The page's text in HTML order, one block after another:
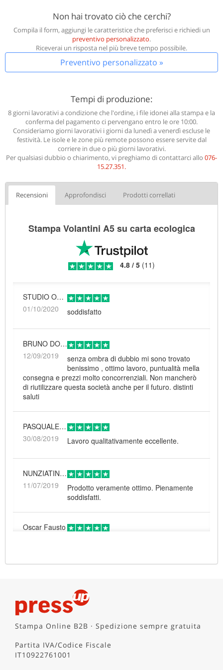
Non hai trovato ciò che cerchi?
Compila il form, aggiungi le caratteristice che preferisci e richiedi un
preventivo personalizzato.
Riceverai un risposta nel più breve tempo possibile.
Preventivo personalizzato »
Tempi di produzione:
8 giorni lavorativi a condizione che l'ordine, i file idonei alla stampa e la
conferma del pagamento ci pervengano entro le ore 10:00.
Consideriamo giorni lavorativi i giorni da lunedì a venerdì escluse le
festività. Le isole e le zone più remote possono essere servite dal
corriere in due o più giorni lavorativi.
Per qualsiasi dubbio o chiarimento, vi preghiamo di contattarci allo 076-
15.27.351.
Recensioni Approfondisci Prodotti correllati
Stampa Volantini A5 su carta ecologica
4.8 / 5 (11)
STUDIO ODONTOIATRICO CESAREO
01/10/2020
soddisfatto
BRUNO DOMENICO PILO
12/09/2019
senza ombra di dubbio mi sono trovato
benissimo , ottimo lavoro, puntualità mella
consegna e prezzi molto concorrenziali. Non mancherò
di riutilizzare questa società anche per il futuro. distinti
saluti
PASQUALE DI MATTEO
30/08/2019
Lavoro qualitativamente eccellente.
NUNZIATINA CAVALERI
11/07/2019
Prodotto veramente ottimo. Pienamente
soddisfatti.
Oscar Fausto
31/03/2019
Perfetti e puntuali
28/03/2019
Buon rapporto qualità prezzo, manca un
Stampa Online B2B · Spedizione sempre gratuita
Partita IVA/Codice Fiscale
IT10922761001